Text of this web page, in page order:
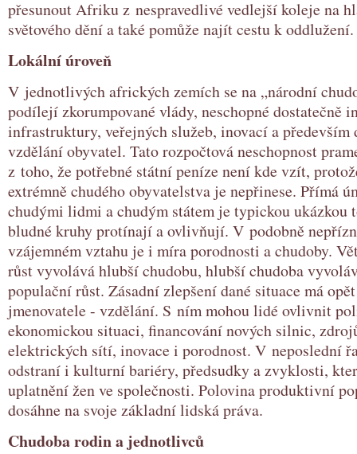
přesunout Afriku z nespravedlivé vedlejší koleje na
světového dění a také pomůže najít cestu k oddlužení.
Lokální úroveň
V jednotlivých afrických zemích se na „národní
podílejí zkorumpované vlády, neschopné dostatečně
infrastruktury, veřejných služeb, inovací a především
vzdělání obyvatel. Tato rozpočtová neschopnost
z toho, že potřebné státní peníze není kde vzít,
extrémně chudého obyvatelstva je nepřinese. Přímá
chudými lidmi a chudým státem je typickou ukázkou
bludné kruhy protínají a ovlivňují. V podobně
vzájemném vztahu je i míra porodnosti a chudoby.
růst vyvolává hlubší chudobu, hlubší chudoba
populační růst. Zásadní zlepšení dané situace má
jmenovatele - vzdělání. S ním mohou lidé ovlivnit
ekonomickou situaci, financování nových silnic,
elektrických sítí, inovace i porodnost. V neposlední
odstraní i kulturní bariéry, předsudky a zvyklosti,
uplatnění žen ve společnosti. Polovina produktivní
dosáhne na svoje základní lidská práva.
Chudoba rodin a jednotlivců